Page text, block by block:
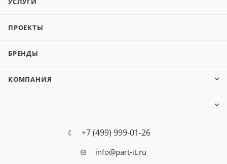
ПРОЕКТЫ
БРЕНДЫ
КОМПАНИЯ
+7 (499) 999-01-26
info@part-it.ru